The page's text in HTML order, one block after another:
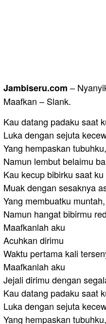
Jambiseru.com –
Maafkan – Slank.
Kau datang padaku saat
Luka dengan sejuta
Yang hempaskan
Namun lembut belaimu
Kau kecup bibirku saat
Muak dengan sesaknya
Yang membuatku
Namun hangat bibirmu
Maafkanlah aku
Acuhkan dirimu
Waktu pertama kali
Maafkanlah aku
Jejali dirimu dengan
Kau datang padaku saat
Luka dengan sejuta
Yang hempaskan